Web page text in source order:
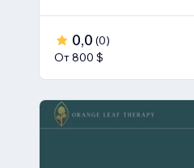
0,0 (0)
От 800 $